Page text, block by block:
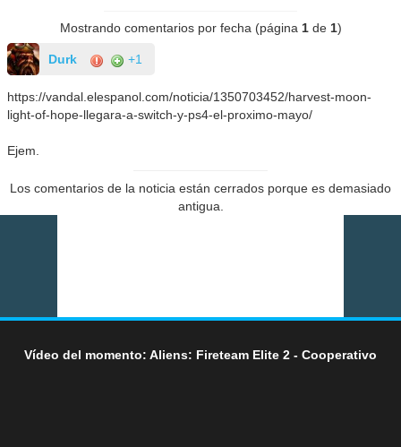
Mostrando comentarios por fecha (página 1de 1)
Durk +1
https://vandal.elespanol.com/noticia/1350703452/harvest-moon-
light-of-hope-llegara-a-switch-y-ps4-el-proximo-mayo/
Ejem.
Los comentarios de la noticia están cerrados porque es demasiado
antigua.
Vídeo del momento: Aliens: Fireteam Elite 2 - Cooperativo